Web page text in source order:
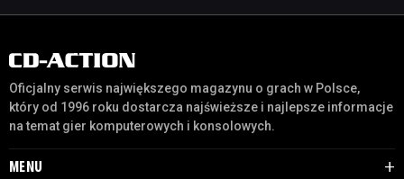
Oficjalny serwis największego magazynu o grach w Polsce,
który od 1996 roku dostarcza najświeższe i najlepsze informacje
na temat gier komputerowych i konsolowych.
MENU